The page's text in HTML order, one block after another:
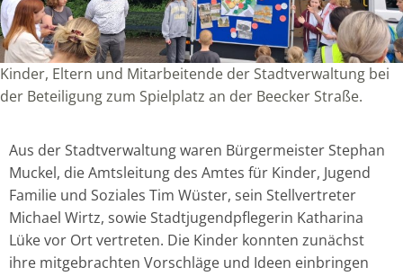
Kinder, Eltern und Mitarbeitende der Stadtverwaltung bei
der Beteiligung zum Spielplatz an der Beecker Straße.
Aus der Stadtverwaltung waren Bürgermeister Stephan
Muckel, die Amtsleitung des Amtes für Kinder, Jugend
Familie und Soziales Tim Wüster, sein Stellvertreter
Michael Wirtz, sowie Stadtjugendpflegerin Katharina
Lüke vor Ort vertreten. Die Kinder konnten zunächst
ihre mitgebrachten Vorschläge und Ideen einbringen